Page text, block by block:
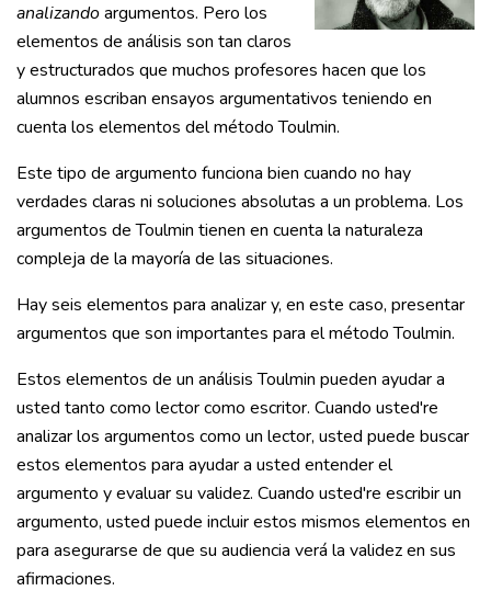
analizandoargumentos. Pero los
elementos de análisis son tan claros
y estructurados que muchos profesores hacen que los
alumnos escriban ensayos argumentativos teniendo en
cuenta los elementos del método Toulmin.
Este tipo de argumento funciona bien cuando no hay
verdades claras ni soluciones absolutas a un problema. Los
argumentos de Toulmin tienen en cuenta la naturaleza
compleja de la mayoría de las situaciones.
Hay seis elementos para analizar y, en este caso, presentar
argumentos que son importantes para el método Toulmin.
Estos elementos de un análisis Toulmin pueden ayudar a
usted tanto como lector como escritor. Cuando usted're
analizar los argumentos como un lector, usted puede buscar
estos elementos para ayudar a usted entender el
argumento y evaluar su validez. Cuando usted're escribir un
argumento, usted puede incluir estos mismos elementos en
para asegurarse de que su audiencia verá la validez en sus
afirmaciones.